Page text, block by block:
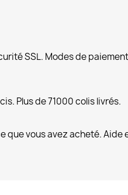
SSL. Modes de paiement
Plus de 71000 colis livrés.
que vous avez acheté. Aide